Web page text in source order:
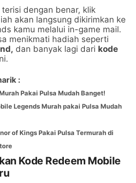
dengan benar, klik
akan langsung dikirimkan ke
kamu melalui in-game mail.
menikmati hadiah seperti
dan banyak lagi dari kode
:
Pakai Pulsa Mudah Banget!
Legends Murah pakai Pulsa Mudah
of Kings Pakai Pulsa Termurah di
Kode Redeem Mobile